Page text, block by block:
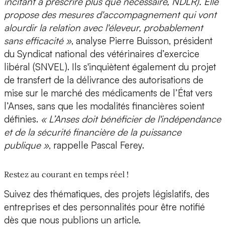
propose des mesures d'accompagnement qui vont
alourdir la relation avec l'éleveur, probablement
sans efficacité », analyse Pierre Buisson, président
du Syndicat national des vétérinaires d’exercice
libéral (SNVEL). Ils s'inquiètent également du projet
de transfert de la délivrance des autorisations de
mise sur le marché des médicaments de l’État vers
l’Anses, sans que les modalités financières soient
définies. « L’Anses doit bénéficier de l'indépendance
et de la sécurité financière de la puissance
publique », rappelle Pascal Ferey.
Restez au courant en temps réel !
Suivez des thématiques, des projets législatifs, des
entreprises et des personnalités pour être notifié
dès que nous publions un article.